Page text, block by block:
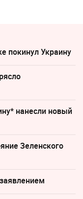
покинул Украину
нанесли новый
Зеленского